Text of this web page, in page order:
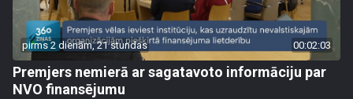
pirms 2 dienām, 21 stundas 00:02:03
Premjers nemierā ar sagatavoto informāciju par
NVO finansējumu